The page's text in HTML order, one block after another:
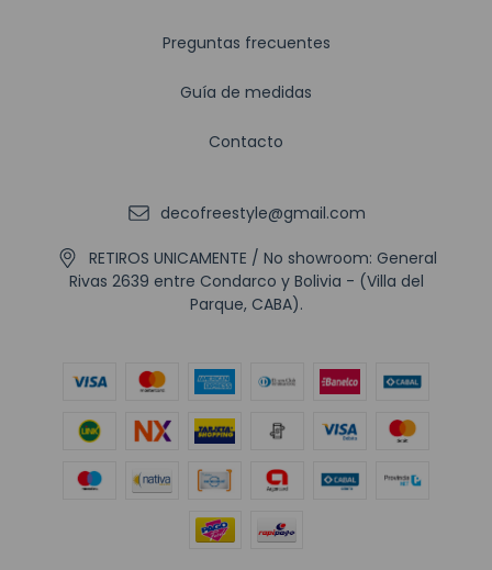
Preguntas frecuentes
Guía de medidas
Contacto
decofreestyle@gmail.com
RETIROS UNICAMENTE / No showroom: General
Rivas 2639 entre Condarco y Bolivia - (Villa del
Parque, CABA).